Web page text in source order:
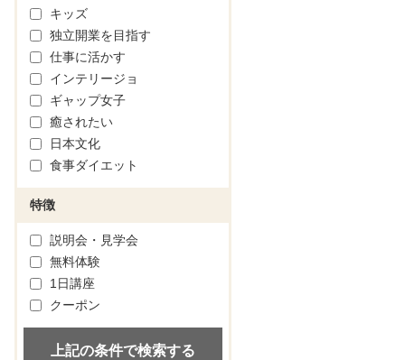
キッズ
独立開業を目指す
仕事に活かす
インテリージョ
ギャップ女子
癒されたい
日本文化
食事ダイエット
特徴
説明会・見学会
無料体験
1日講座
クーポン